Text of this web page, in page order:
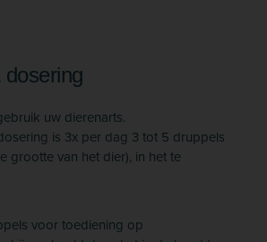
dosering
uw dierenarts.
is 3x per dag 3 tot 5 druppels
grootte van het dier), in het te
voor toediening op